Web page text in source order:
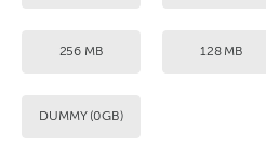
256 MB 128 MB
DUMMY (0GB)